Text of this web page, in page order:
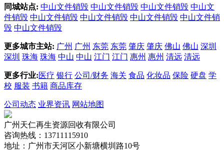
同城站点: 中山文件销毁 中山文件销毁 中山文件销毁 中山文
件销毁 中山文件销毁 中山文件销毁 中山文件销毁 中山文件销
毁 中山文件销毁
更多城市主站: 广州 广州 东莞 东莞 肇庆 肇庆 佛山 佛山 深圳
深圳 珠海 珠海 中山 中山 江门 江门 惠州 惠州 清远 清远
更多行业:医疗 银行 公司/财务 海关 食品 化妆品 保险 硬盘 学
校 服装 书籍 商品库存
公司动态 业界资讯 网站地图
广州天仁再生资源回收有限公司
咨询热线：13711115910
地址：广州市天河区小新塘横圳路10号